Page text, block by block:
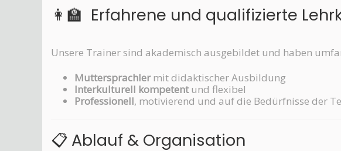
👩‍🏫 Erfahrene und qualifizierte
Unsere Trainer sind akademisch ausgebildet und haben
Muttersprachlermit didaktischer Ausbildung
Interkulturell kompetentund flexibel
Professionell, motivierend und auf die Bedürfnisse der
📋 Ablauf & Organisation